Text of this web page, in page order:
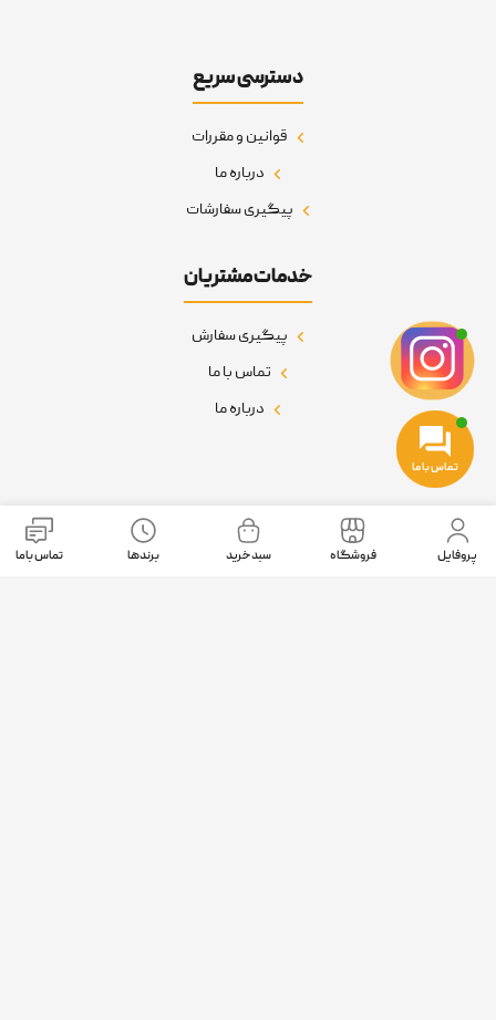
دسترسی سریع
قوانین و مقررات
درباره ما
پیگیری سفارشات
خدمات مشتریان
پیگیری سفارش
تماس با ما
درباره ما
نمادهای اعتماد
پروفایل فروشگاه سبد خرید برندها تماس باما
تماس با ما